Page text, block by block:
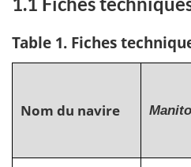
Table 1. Fiches
Nom du navire